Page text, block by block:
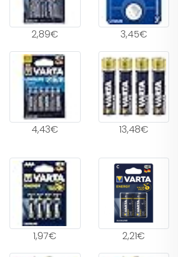
2,89€ 3,45€
4,43€ 13,48€
1,97€ 2,21€